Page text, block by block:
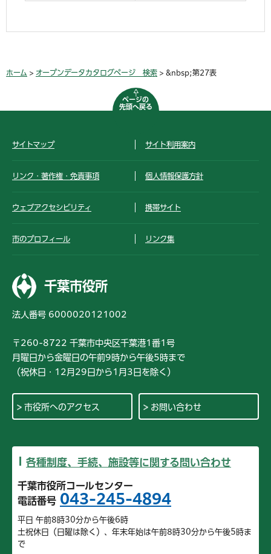
ホーム > オープンデータカタログページ 検索 > &nbsp;第27表
ページの
先頭へ戻る
サイトマップ サイト利用案内
リンク・著作権・免責事項 個人情報保護方針
ウェブアクセシビリティ 携帯サイト
市のプロフィール リンク集
千葉市役所
法人番号 6000020121002
〒260-8722 千葉市中央区千葉港1番1号
月曜日から金曜日の午前9時から午後5時まで
（祝休日・12月29日から1月3日を除く）
市役所へのアクセス お問い合わせ
各種制度、手続、施設等に関する問い合わせ
千葉市役所コールセンター
電話番号 043-245-4894
平日 午前8時30分から午後6時
土祝休日（日曜は除く）、年末年始は午前8時30分から午後5時ま
で